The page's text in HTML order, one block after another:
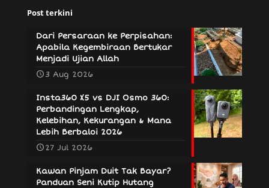
Post terkini
Dari Persaraan ke Perpisahan:
Apabila Kegembiraan Bertukar
Menjadi Ujian Allah
3 Aug 2026
Insta360 X5 vs DJI Osmo 360:
Perbandingan Lengkap,
Kelebihan, Kekurangan & Mana
Lebih Berbaloi 2026
27 Jul 2026
Kawan Pinjam Duit Tak Bayar?
Panduan Seni Kutip Hutang